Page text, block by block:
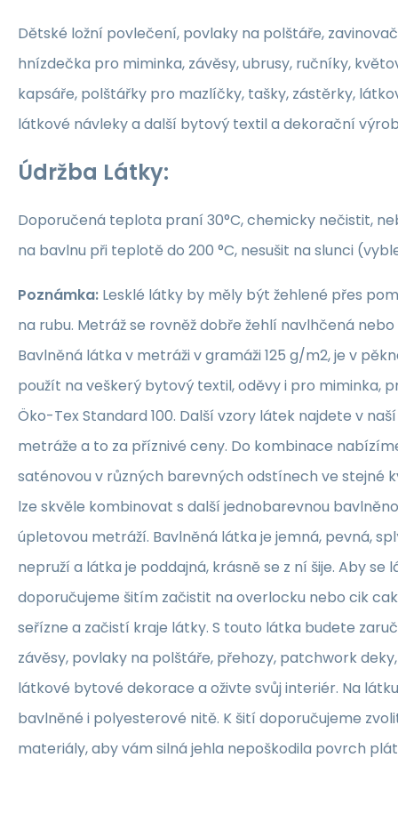
Dětské ložní povlečení, povlaky na polštáře,
hnízdečka pro miminka, závěsy, ubrusy, ručníky,
kapsáře, polštářky pro mazlíčky, tašky, zástěrky,
látkové návleky a další bytový textil a dekorační
Údržba Látky:
Doporučená teplota praní 30°C, chemicky nečistit,
na bavlnu při teplotě do 200 °C, nesušit na slunci
Poznámka: Lesklé látky by měly být žehlené přes
na rubu. Metráž se rovněž dobře žehlí navlhčená
Bavlněná látka v metráži v gramáži 125 g/m2, je v
použít na veškerý bytový textil, oděvy i pro miminka,
Öko-Tex Standard 100. Další vzory látek najdete v
metráže a to za příznivé ceny. Do kombinace
saténovou v různých barevných odstínech ve stejné
lze skvěle kombinovat s další jednobarevnou
úpletovou metráží. Bavlněná látka je jemná, pevná,
nepruží a látka je poddajná, krásně se z ní šije. Aby se
doporučujeme šitím začistit na overlocku nebo cik
seřízne a začistí kraje látky. S touto látka budete
závěsy, povlaky na polštáře, přehozy, patchwork
látkové bytové dekorace a oživte svůj interiér. Na
bavlněné i polyesterové nitě. K šití doporučujeme
materiály, aby vám silná jehla nepoškodila povrch